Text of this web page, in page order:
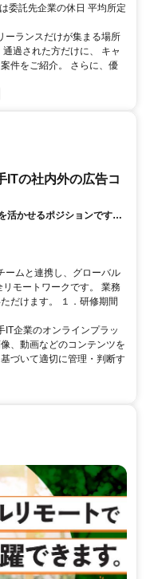
委託先企業の休日 平均所定
ーランスだけが集まる場所
過された方だけに、 キャ
件をご紹介。 さらに、優
ITの社内外の広告コ
活かせるポジションです。
ームと連携し、グローバル
モートワークです。 業務
だけます。 １．研修期間
IT企業のオンラインプラッ
、動画などのコンテンツを
づいて適切に管理・判断す